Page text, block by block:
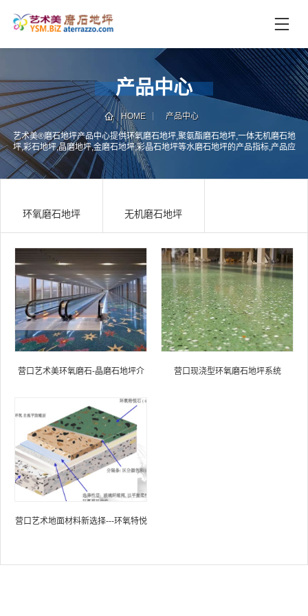
页
分
类
联
系
我
们
电
话
咨
询
产品中心
HOME 产品中心
艺术美®磨石地坪产品中心提供环氧磨石地坪,聚氨酯磨石地坪,一体无机磨石地
坪,彩石地坪,晶磨地坪,金磨石地坪,彩晶石地坪等水磨石地坪的产品指标,产品应
用等产品信息发布
环氧磨石地坪 无机磨石地坪
营口艺术美环氧磨石-晶磨石地坪介 营口现浇型环氧磨石地坪系统
营口艺术地面材料新选择---环氧特悦